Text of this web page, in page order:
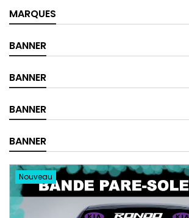
MARQUES
BANNER
BANNER
BANNER
BANNER
Nouveau